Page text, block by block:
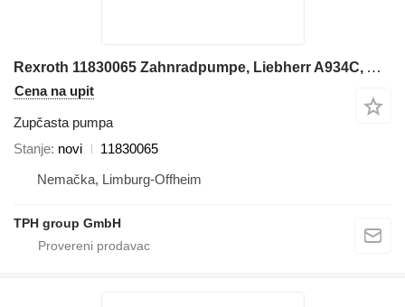
Rexroth 11830065 Zahnradpumpe, Liebherr A934C, A954C zupčasta pumpa za Liebherr A934C, A954C bagera
Cena na upit
Zupčasta pumpa
Stanje novi
11830065
Nemačka, Limburg-Offheim
TPH group GmbH